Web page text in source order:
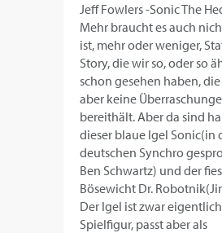
Jeff Fowlers -Sonic The
Mehr braucht es auch
ist, mehr oder weniger,
Story, die wir so, oder so
schon gesehen haben,
aber keine
bereithält. Aber da sind
dieser blaue Igel Sonic(in
deutschen Synchro
Ben Schwartz) und der
Bösewicht Dr.
Der Igel ist zwar
Spielfigur, passt aber als